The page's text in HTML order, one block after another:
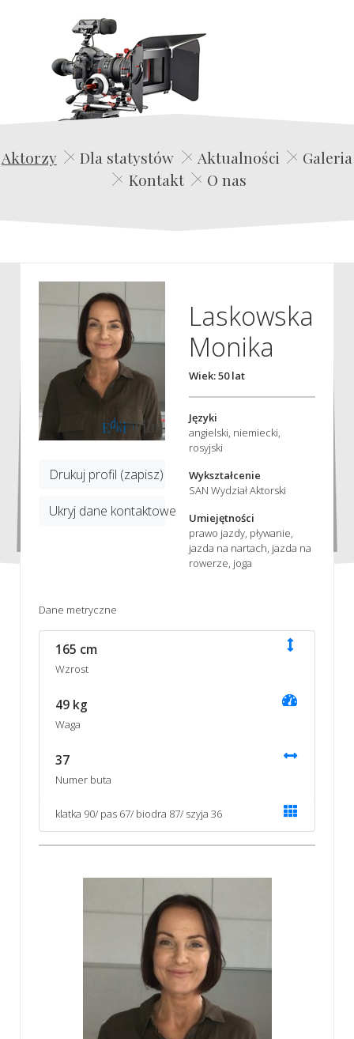
Edwin Film Agencja Aktorska
Aktorzy Dla statystów Aktualności
Galeria
Kontakt
O nas
Drukuj profil (zapisz)
Ukryj dane kontaktowe
Laskowska
Monika
Wiek: 50 lat
Języki
angielski, niemiecki,
rosyjski
Wykształcenie
SAN Wydział Aktorski
Umiejętności
prawo jazdy, pływanie,
jazda na nartach, jazda na
rowerze, joga
Dane metryczne
165 cm
Wzrost
49 kg
Waga
37
Numer buta
klatka 90/ pas 67/ biodra 87/ szyja 36